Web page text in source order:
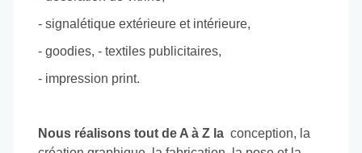
- signalétique extérieure et intérieure,
- goodies, - textiles publicitaires,
- impression print.
Nous réalisons tout de A à Z la conception, la